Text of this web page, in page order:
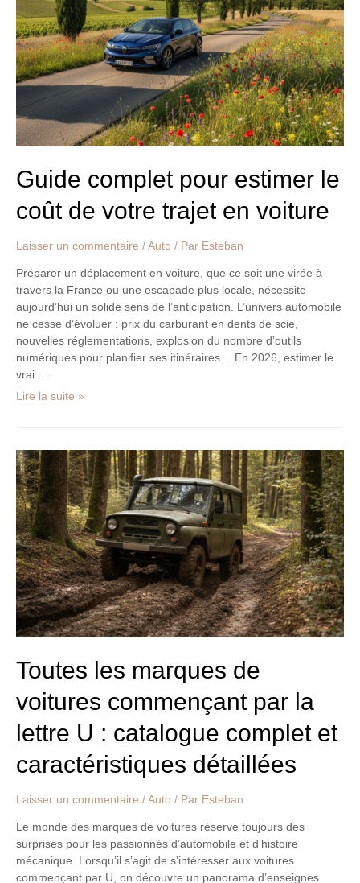
Guide complet pour estimer le
coût de votre trajet en voiture
Laisser un commentaire / Auto / Par Esteban
Préparer un déplacement en voiture, que ce soit une virée à
travers la France ou une escapade plus locale, nécessite
aujourd’hui un solide sens de l’anticipation. L’univers automobile
ne cesse d’évoluer : prix du carburant en dents de scie,
nouvelles réglementations, explosion du nombre d’outils
numériques pour planifier ses itinéraires… En 2026, estimer le
vrai …
estimer
le
coût
de
votre
trajet
en
voiture
Lire la suite »
Toutes les marques de
voitures commençant par la
lettre U : catalogue complet et
caractéristiques détaillées
Laisser un commentaire / Auto / Par Esteban
Le monde des marques de voitures réserve toujours des
surprises pour les passionnés d’automobile et d’histoire
mécanique. Lorsqu’il s’agit de s’intéresser aux voitures
commençant par U, on découvre un panorama d’enseignes
Toutes
les
marques
de
voitures
commençant
par
la
lettre
U
complet
et
caractéristiques
détaillées